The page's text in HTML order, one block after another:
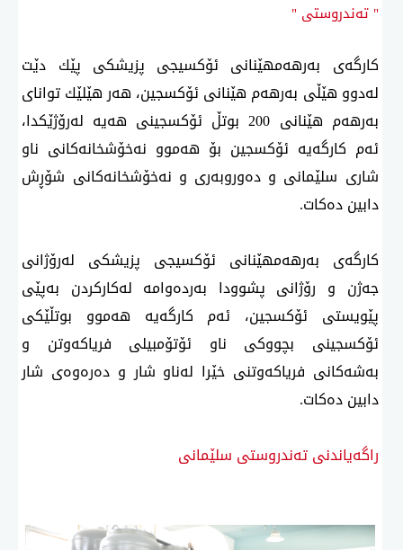
" تەندروستی "
كارگەی بەرهەمهێنانی ئۆكسیجی پزیشكی پێك دێت
لەدوو هێڵی بەرهەم هێنانی ئۆكسجین، هەر هێلێك توانای
بەرهەم هێنانی 200 بوتڵ ئۆكسجینی هەیە لەرۆژێكدا،
ئەم كارگەیە ئۆكسجین بۆ هەموو نەخۆشخانەكانی ناو
شاری سلێمانی و دەوروبەری و نەخۆشخانەكانی شۆڕش
دابین دەكات.
كارگەی بەرهەمهێنانی ئۆكسیجی پزیشكی لەرۆژانی
جەژن و رۆژانی پشوودا بەردەوامە لەكاركردن بەپێی
پێویستی ئۆكسجین، ئەم كارگەیە هەموو بوتڵێكی
ئۆكسجینی بچووكی ناو ئۆتۆمبیلی فریاكەوتن و
بەشەكانی فریاكەوتنی خێرا لەناو شار و دەرەوەی شار
دابین دەكات.
راگەیاندنی تەندروستی سلێمانی